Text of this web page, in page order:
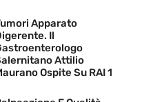
Apparato
Il
Attilio
Ospite Su RAI 1